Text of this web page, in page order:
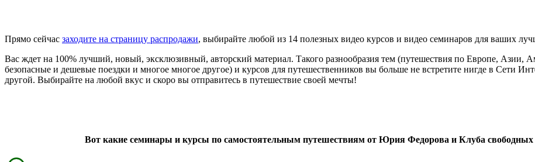
Прямо сейчас заходите на страницу распродажи, выбирайте любой из 14 полезных видео курсов и видео семинаров для ваших
Вас ждет на 100% лучший, новый, эксклюзивный, авторский материал. Такого разнообразия тем (путешествия по Европе, Азии,
безопасные и дешевые поездки и многое многое другое) и курсов для путешественников вы больше не встретите нигде в Сети
другой. Выбирайте на любой вкус и скоро вы отправитесь в путешествие своей мечты!
Вот какие семинары и курсы по самостоятельным путешествиям от Юрия Федорова и Клуба свободных